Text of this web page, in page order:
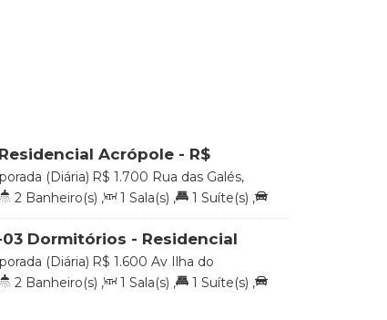
Acrópole - R$
R$ 1.700
(Diária)
Rua das Galés,
Bombinhas, Santa Catarina, Brasil
2 Banheiro(s) , 1 Sala(s) , 1 Suíte(s) ,
Dormitórios - Residencial
- R$ 1.600,00 a Diária
R$ 1.600
(Diária)
Av Ilha do
4 Ilhas, Bombinhas, Santa Catarina,
2 Banheiro(s) , 1 Sala(s) , 1 Suíte(s) ,